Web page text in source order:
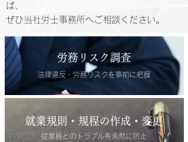
ば、
ぜひ当社労士事務所へご相談ください。
​法律違反・労務リスクを事前に把握
​労務リスク調査
従業員とのトラブルを未然に防止
就業規則・規程の作成・変更